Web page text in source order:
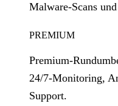
Malware‑Scans
PREMIUM
24/7‑Monitoring,
Support.